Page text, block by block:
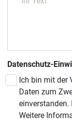
Datenschutz-
Ich bin mit der
Daten zum
Weitere